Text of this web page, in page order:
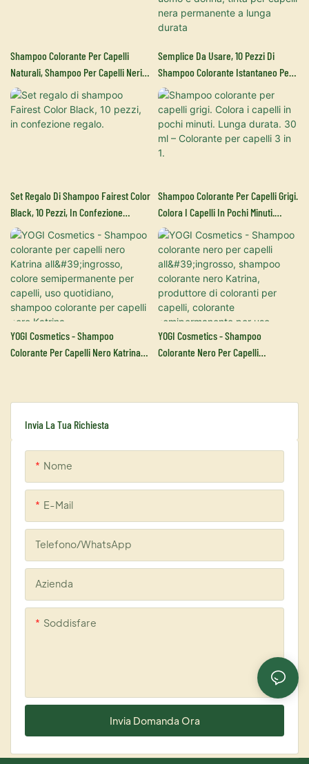
Invia La Tua Richiesta
Nome
E-Mail
Telefono/WhatsApp
Azienda
Soddisfare
Invia Domanda Ora
Shampoo Colorante Per Capelli
Naturali, Shampoo Per Capelli Neri
Per Uomo E Donna
Semplice Da Usare, 10 Pezzi Di
Shampoo Colorante Istantaneo Per
Capelli Neri Per Uomo E Donna, Tinta
Per Capelli Nera Permanente A
Lunga Durata
Set Regalo Di Shampoo Fairest Color
Black, 10 Pezzi, In Confezione
Regalo.
Shampoo Colorante Per Capelli Grigi.
Colora I Capelli In Pochi Minuti.
Lunga Durata. 30 Ml – Colorante Per
Capelli 3 In 1.
YOGI Cosmetics - Shampoo
Colorante Per Capelli Nero Katrina
Quotidiano, Shampoo Colorante Per
Capelli Nero Katrina
YOGI Cosmetics - Shampoo
Colorante Nero Per Capelli
Per Capelli, Colorante